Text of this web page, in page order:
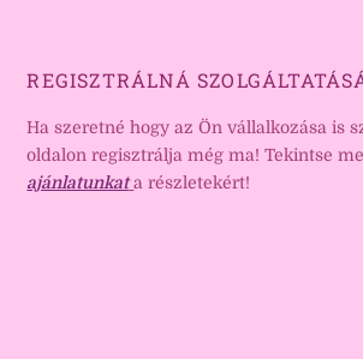
REGISZTRÁLNÁ
Ha szeretné hogy az Ön vállalkozása is
oldalon regisztrálja még ma! Tekintse
ajánlatunkat a részletekért!